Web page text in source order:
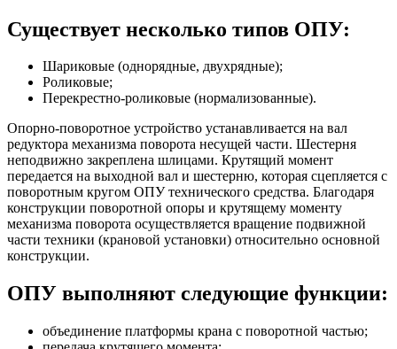
Существует несколько типов ОПУ:
Шариковые (однорядные, двухрядные);
Роликовые;
Перекрестно-роликовые (нормализованные).
Опорно-поворотное устройство устанавливается на вал
редуктора механизма поворота несущей части. Шестерня
неподвижно закреплена шлицами. Крутящий момент
передается на выходной вал и шестерню, которая сцепляется с
поворотным кругом ОПУ технического средства. Благодаря
конструкции поворотной опоры и крутящему моменту
механизма поворота осуществляется вращение подвижной
части техники (крановой установки) относительно основной
конструкции.
ОПУ выполняют следующие функции:
объединение платформы крана с поворотной частью;